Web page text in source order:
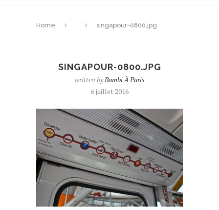
Home singapour-0800.jpg
SINGAPOUR-0800.JPG
written byBambi À Paris
6 juillet 2016